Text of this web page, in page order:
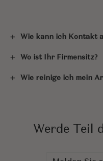
Wie kann ich Kontakt
Wo ist Ihr Firmensitz?
Wie reinige ich mein
Werde Teil